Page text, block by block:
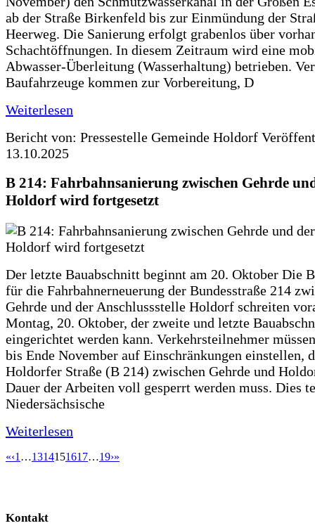
ab der Straße Birkenfeld bis zur Einmündung der
Heerweg. Die Sanierung erfolgt grabenlos über
Schachtöffnungen. In diesem Zeitraum wird eine
Abwasser-Überleitung (Wasserhaltung) betrieben.
Baufahrzeuge kommen zur Vorbereitung, D
Weiterlesen
Bericht von: Pressestelle Gemeinde Holdorf
13.10.2025
B 214: Fahrbahnsanierung zwischen Gehrde
Holdorf wird fortgesetzt
Der letzte Bauabschnitt beginnt am 20. Oktober Die
für die Fahrbahnerneuerung der Bundesstraße 214
Gehrde und der Anschlussstelle Holdorf schreiten
Montag, 20. Oktober, der zweite und letzte
eingerichtet werden kann. Verkehrsteilnehmer
bis Ende November auf Einschränkungen einstellen,
Holdorfer Straße (B 214) zwischen Gehrde und
Dauer der Arbeiten voll gesperrt werden muss. Dies
Niedersächsische
Weiterlesen
«‹1 …1314151617…19›»
Kontakt